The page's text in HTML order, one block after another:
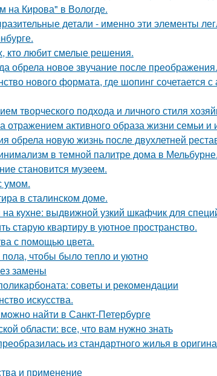
на Кирова" в Вологде.
детали - именно эти элементы
кто любит смелые решения.
обрела новое звучание после преображения.
нового формата, где шопинг сочетается
творческого подхода и личного стиля
отражением активного образа жизни семьи
обрела новую жизнь после двухлетней
в темной палитре дома в Мельбурне.
становится музеем.
умом.
в сталинском доме.
кухне: выдвижной узкий шкафчик для
старую квартиру в уютное пространство.
с помощью цвета.
чтобы было тепло и уютно
замены
советы и рекомендации
искусства.
найти в Санкт-Петербурге
области: все, что вам нужно знать
из стандартного жилья в
и применение